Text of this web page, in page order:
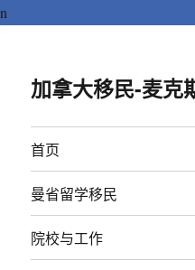
n
加拿大移民-麦克
首页
曼省留学移民
院校与工作